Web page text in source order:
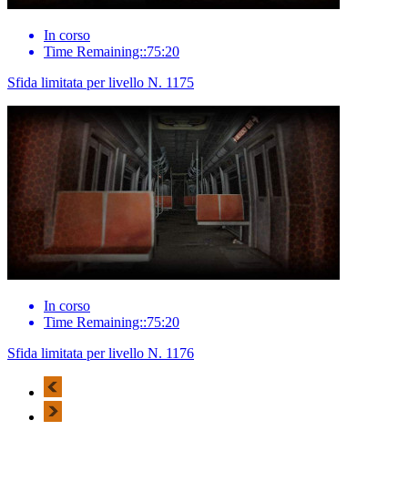
In corso
Time Remaining::75:20
Sfida limitata per livello N. 1175
In corso
Time Remaining::75:20
Sfida limitata per livello N. 1176